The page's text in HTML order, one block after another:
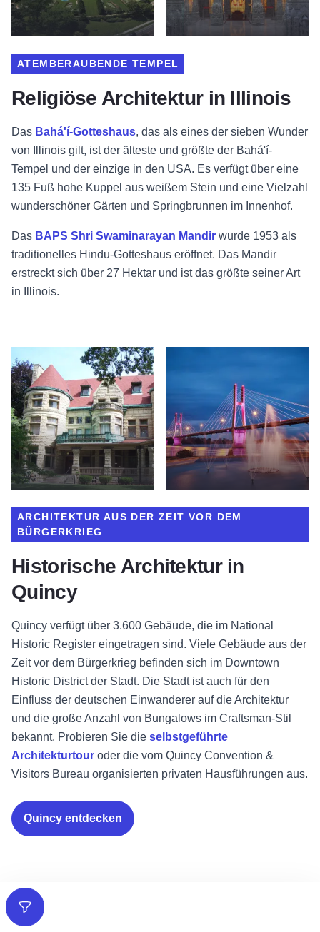
Religiöse Architektur in Illinois
ATEMBERAUBENDE TEMPEL
Das Bahá'í-Gotteshaus, das als eines der sieben Wunder
von Illinois gilt, ist der älteste und größte der Bahá'í-
Tempel und der einzige in den USA. Es verfügt über eine
135 Fuß hohe Kuppel aus weißem Stein und eine Vielzahl
wunderschöner Gärten und Springbrunnen im Innenhof.
Das BAPS Shri Swaminarayan Mandir wurde 1953 als
traditionelles Hindu-Gotteshaus eröffnet. Das Mandir
erstreckt sich über 27 Hektar und ist das größte seiner Art
in Illinois.
Historische Architektur in
Quincy
ARCHITEKTUR AUS DER ZEIT VOR DEM
BÜRGERKRIEG
Quincy verfügt über 3.600 Gebäude, die im National
Historic Register eingetragen sind. Viele Gebäude aus der
Zeit vor dem Bürgerkrieg befinden sich im Downtown
Historic District der Stadt. Die Stadt ist auch für den
Einfluss der deutschen Einwanderer auf die Architektur
und die große Anzahl von Bungalows im Craftsman-Stil
bekannt. Probieren Sie die selbstgeführte
Architekturtour oder die vom Quincy Convention &
Visitors Bureau organisierten privaten Hausführungen aus.
Quincy entdecken
Filter